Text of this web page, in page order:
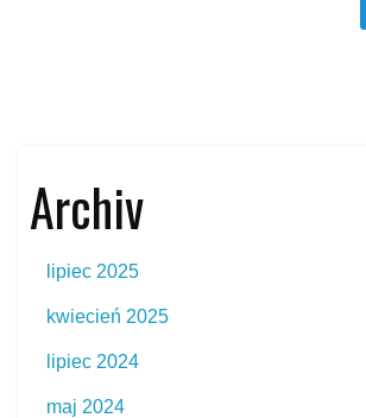
Archiv
lipiec 2025
kwiecień 2025
lipiec 2024
maj 2024